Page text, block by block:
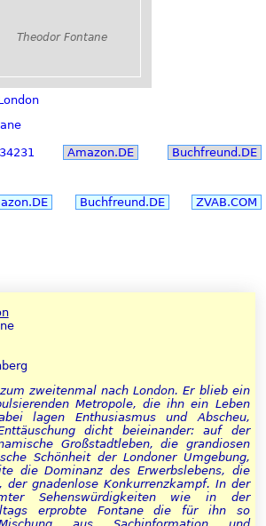
Theodor Fontane
Amazon.DE
Buchfreund.DE
Buchfreund.DE
ZVAB.COM
zweitenmal nach London. Er blieb ein
Metropole, die ihn ein Leben
lagen Enthusiasmus und Abscheu,
dicht beieinander: auf der
Großstadtleben, die grandiosen
Schönheit der Londoner Umgebung,
die Dominanz des Erwerbslebens, die
der gnadenlose Konkurrenzkampf. In der
Sehenswürdigkeiten wie in der
erprobte Fontane die für ihn so